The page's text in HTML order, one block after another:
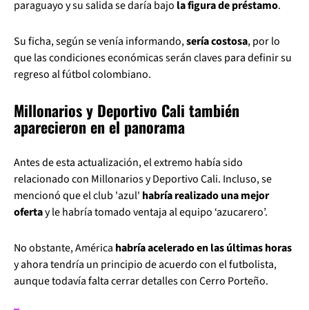
paraguayo y su salida se daría bajo la figura de préstamo.
Su ficha, según se venía informando,sería costosa, por lo
que las condiciones económicas serán claves para definir su
regreso al fútbol colombiano.
Millonarios y Deportivo Cali también
aparecieron en el panorama
Antes de esta actualización, el extremo había sido
relacionado con Millonarios y Deportivo Cali. Incluso, se
mencionó que el club 'azul' habría realizado una mejor
ofertay le habría tomado ventaja al equipo ‘azucarero’.
No obstante, América habría acelerado en las últimas horas
y ahora tendría un principio de acuerdo con el futbolista,
aunque todavía falta cerrar detalles con Cerro Porteño.